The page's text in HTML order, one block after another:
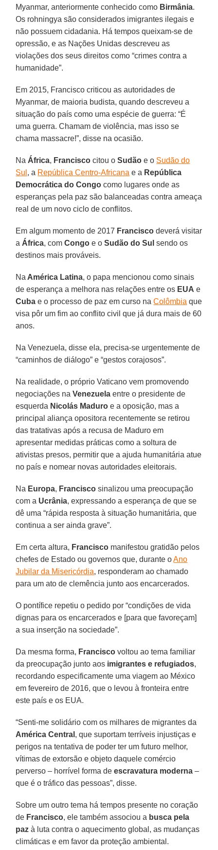
Myanmar, anteriormente conhecido como Birmânia.
Os rohningya são considerados imigrantes ilegais e
não possuem cidadania. Há tempos queixam-se de
opressão, e as Nações Unidas descreveu as
violações dos seus direitos como “crimes contra a
humanidade”.
Em 2015, Francisco criticou as autoridades de
Myanmar, de maioria budista, quando descreveu a
situação do país como uma espécie de guerra: “É
uma guerra. Chamam de violência, mas isso se
chama massacre!”, disse na ocasião.
Na África, Francisco citou oSudão e o Sudão do
Sul , a República Centro-Africana e a República
Democrática do Congo como lugares onde as
esperanças pela paz são balanceadas contra ameaça
real de um novo ciclo de conflitos.
Em algum momento de 2017 Francisco deverá visitar
a África, comCongo e o Sudão do Sul sendo os
destinos mais prováveis.
Na América Latina, o papa mencionou como sinais
de esperança a melhora nas relações entre os EUA e
Cuba e o processo de paz em curso naColômbia que
visa pôr um fim ao conflito civil que já dura mais de 60
anos.
Na Venezuela, disse ela, precisa-se urgentemente de
“caminhos de diálogo” e “gestos corajosos”.
Na realidade, o próprio Vaticano vem promovendo
negociações naVenezuela entre o presidente de
esquerda Nicolás Maduro e a oposição, mas a
principal aliança opositora recentemente se retirou
das tratativas após a recusa de Maduro em
apresentar medidas práticas como a soltura de
ativistas presos, permitir que a ajuda humanitária atue
no país e nomear novas autoridades eleitorais.
Na Europa, Francisco sinalizou uma preocupação
com a Ucrânia, expressando a esperança de que se
dê uma “rápida resposta à situação humanitária, que
continua a ser ainda grave”.
Em certa altura, Francisco manifestou gratidão pelos
chefes de Estado ou governos que, durante oAno
Jubilar da Misericórdia, responderam ao chamado
para um ato de clemência junto aos encarcerados.
O pontífice repetiu o pedido por “condições de vida
dignas para os encarcerados e [para que favoreçam]
a sua inserção na sociedade”.
Da mesma forma, Francisco voltou ao tema familiar
da preocupação junto aos imigrantes e refugiados,
recordando especificamente uma viagem ao México
em fevereiro de 2016, que o levou à fronteira entre
este país e os EUA.
“Senti-me solidário com os milhares de migrantes da
América Central , que suportam terríveis injustiças e
perigos na tentativa de poder ter um futuro melhor,
vítimas de extorsão e objeto daquele comércio
perverso – horrível forma deescravatura moderna –
que é o tráfico das pessoas”, disse.
Sobre um outro tema há tempos presente no coração
de Francisco, ele também associou a busca pela
paz à luta contra o aquecimento global, as mudanças
climáticas e em favor da proteção ambiental.